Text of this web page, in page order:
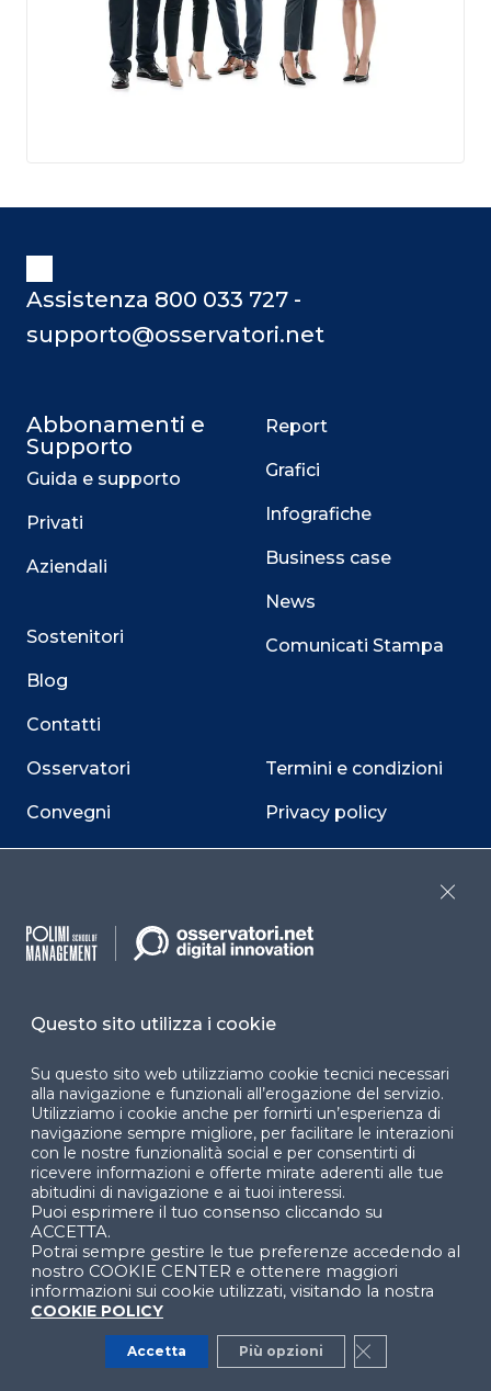
Assistenza 800 033 727 -
supporto@osservatori.net
Abbonamenti e
Supporto
Guida e supporto
Privati
Aziendali
Sostenitori
Blog
Contatti
Osservatori
Convegni
Webinar
Report
Grafici
Infografiche
Business case
News
Comunicati Stampa
Termini e condizioni
Privacy policy
Cookie policy
Dichiarazione di
Cookie Center
Facebook LinkedIn
YouTube X
Questo sito utilizza i cookie
Su questo sito web utilizziamo cookie tecnici necessari
alla navigazione e funzionali all’erogazione del servizio.
Utilizziamo i cookie anche per fornirti un’esperienza di
navigazione sempre migliore, per facilitare le interazioni
con le nostre funzionalità social e per consentirti di
ricevere informazioni e offerte mirate aderenti alle tue
abitudini di navigazione e ai tuoi interessi.
Puoi esprimere il tuo consenso cliccando su
ACCETTA.
Potrai sempre gestire le tue preferenze accedendo al
nostro COOKIE CENTER e ottenere maggiori
informazioni sui cookie utilizzati, visitando la nostra
COOKIE POLICY
Accetta Più opzioni Close GDPR